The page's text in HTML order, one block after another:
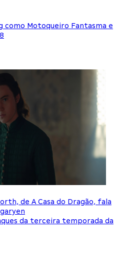
como Motoqueiro Fantasma e
de A Casa do Dragão, fala
da terceira temporada da